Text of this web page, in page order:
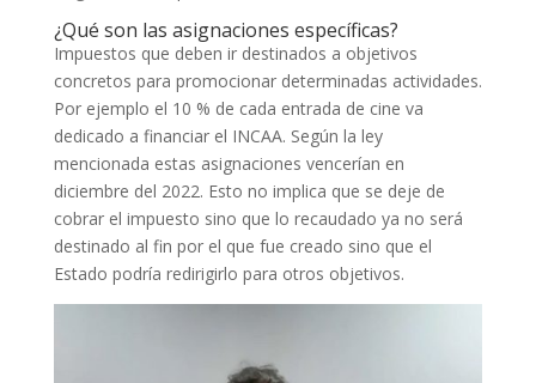
¿Qué son las asignaciones específicas?
Impuestos que deben ir destinados a objetivos
concretos para promocionar determinadas actividades.
Por ejemplo el 10 % de cada entrada de cine va
dedicado a financiar el INCAA. Según la ley
mencionada estas asignaciones vencerían en
diciembre del 2022. Esto no implica que se deje de
cobrar el impuesto sino que lo recaudado ya no será
destinado al fin por el que fue creado sino que el
Estado podría redirigirlo para otros objetivos.